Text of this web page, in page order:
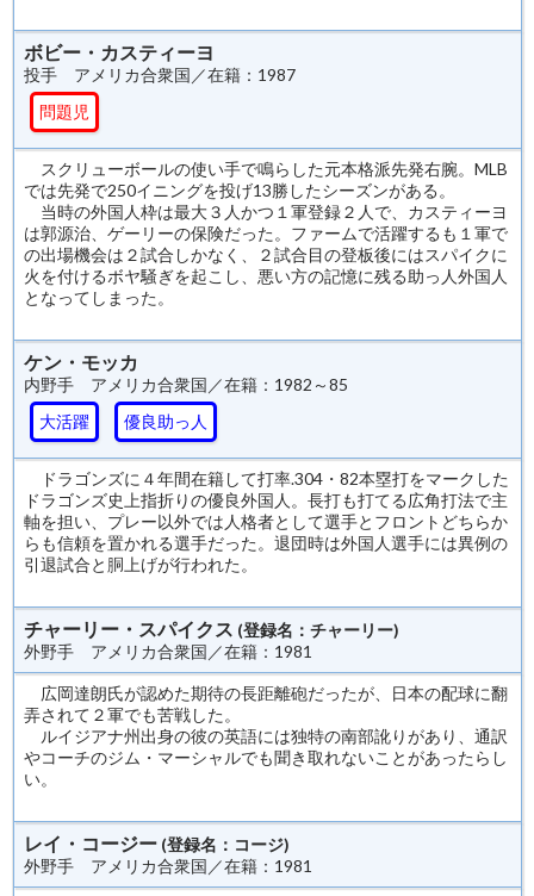
ボビー・カスティーヨ
投手 アメリカ合衆国／在籍：1987
問題児
スクリューボールの使い手で鳴らした元本格派先発右腕。MLB
では先発で250イニングを投げ13勝したシーズンがある。
当時の外国人枠は最大３人かつ１軍登録２人で、カスティーヨ
は郭源治、ゲーリーの保険だった。ファームで活躍するも１軍で
の出場機会は２試合しかなく、２試合目の登板後にはスパイクに
火を付けるボヤ騒ぎを起こし、悪い方の記憶に残る助っ人外国人
となってしまった。
ケン・モッカ
内野手 アメリカ合衆国／在籍：1982～85
大活躍
優良助っ人
ドラゴンズに４年間在籍して打率.304・82本塁打をマークした
ドラゴンズ史上指折りの優良外国人。長打も打てる広角打法で主
軸を担い、プレー以外では人格者として選手とフロントどちらか
らも信頼を置かれる選手だった。退団時は外国人選手には異例の
引退試合と胴上げが行われた。
チャーリー・スパイクス (登録名：チャーリー)
外野手 アメリカ合衆国／在籍：1981
広岡達朗氏が認めた期待の長距離砲だったが、日本の配球に翻
弄されて２軍でも苦戦した。
ルイジアナ州出身の彼の英語には独特の南部訛りがあり、通訳
やコーチのジム・マーシャルでも聞き取れないことがあったらし
い。
レイ・コージー (登録名：コージ)
外野手 アメリカ合衆国／在籍：1981